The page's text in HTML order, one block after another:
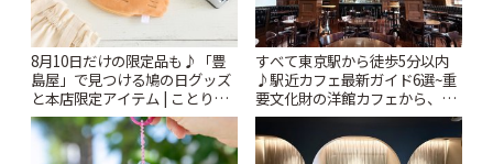
8月10日だけの限定品も♪「豊
島屋」で見つける鳩の日グッズ
と本店限定アイテム | ことりっ
ぷ
すべて東京駅から徒歩5分以内
♪駅近カフェ最新ガイド6選~重
要文化財の洋館カフェから、改
札すぐのレトロ喫茶まで~ | こと
りっぷ